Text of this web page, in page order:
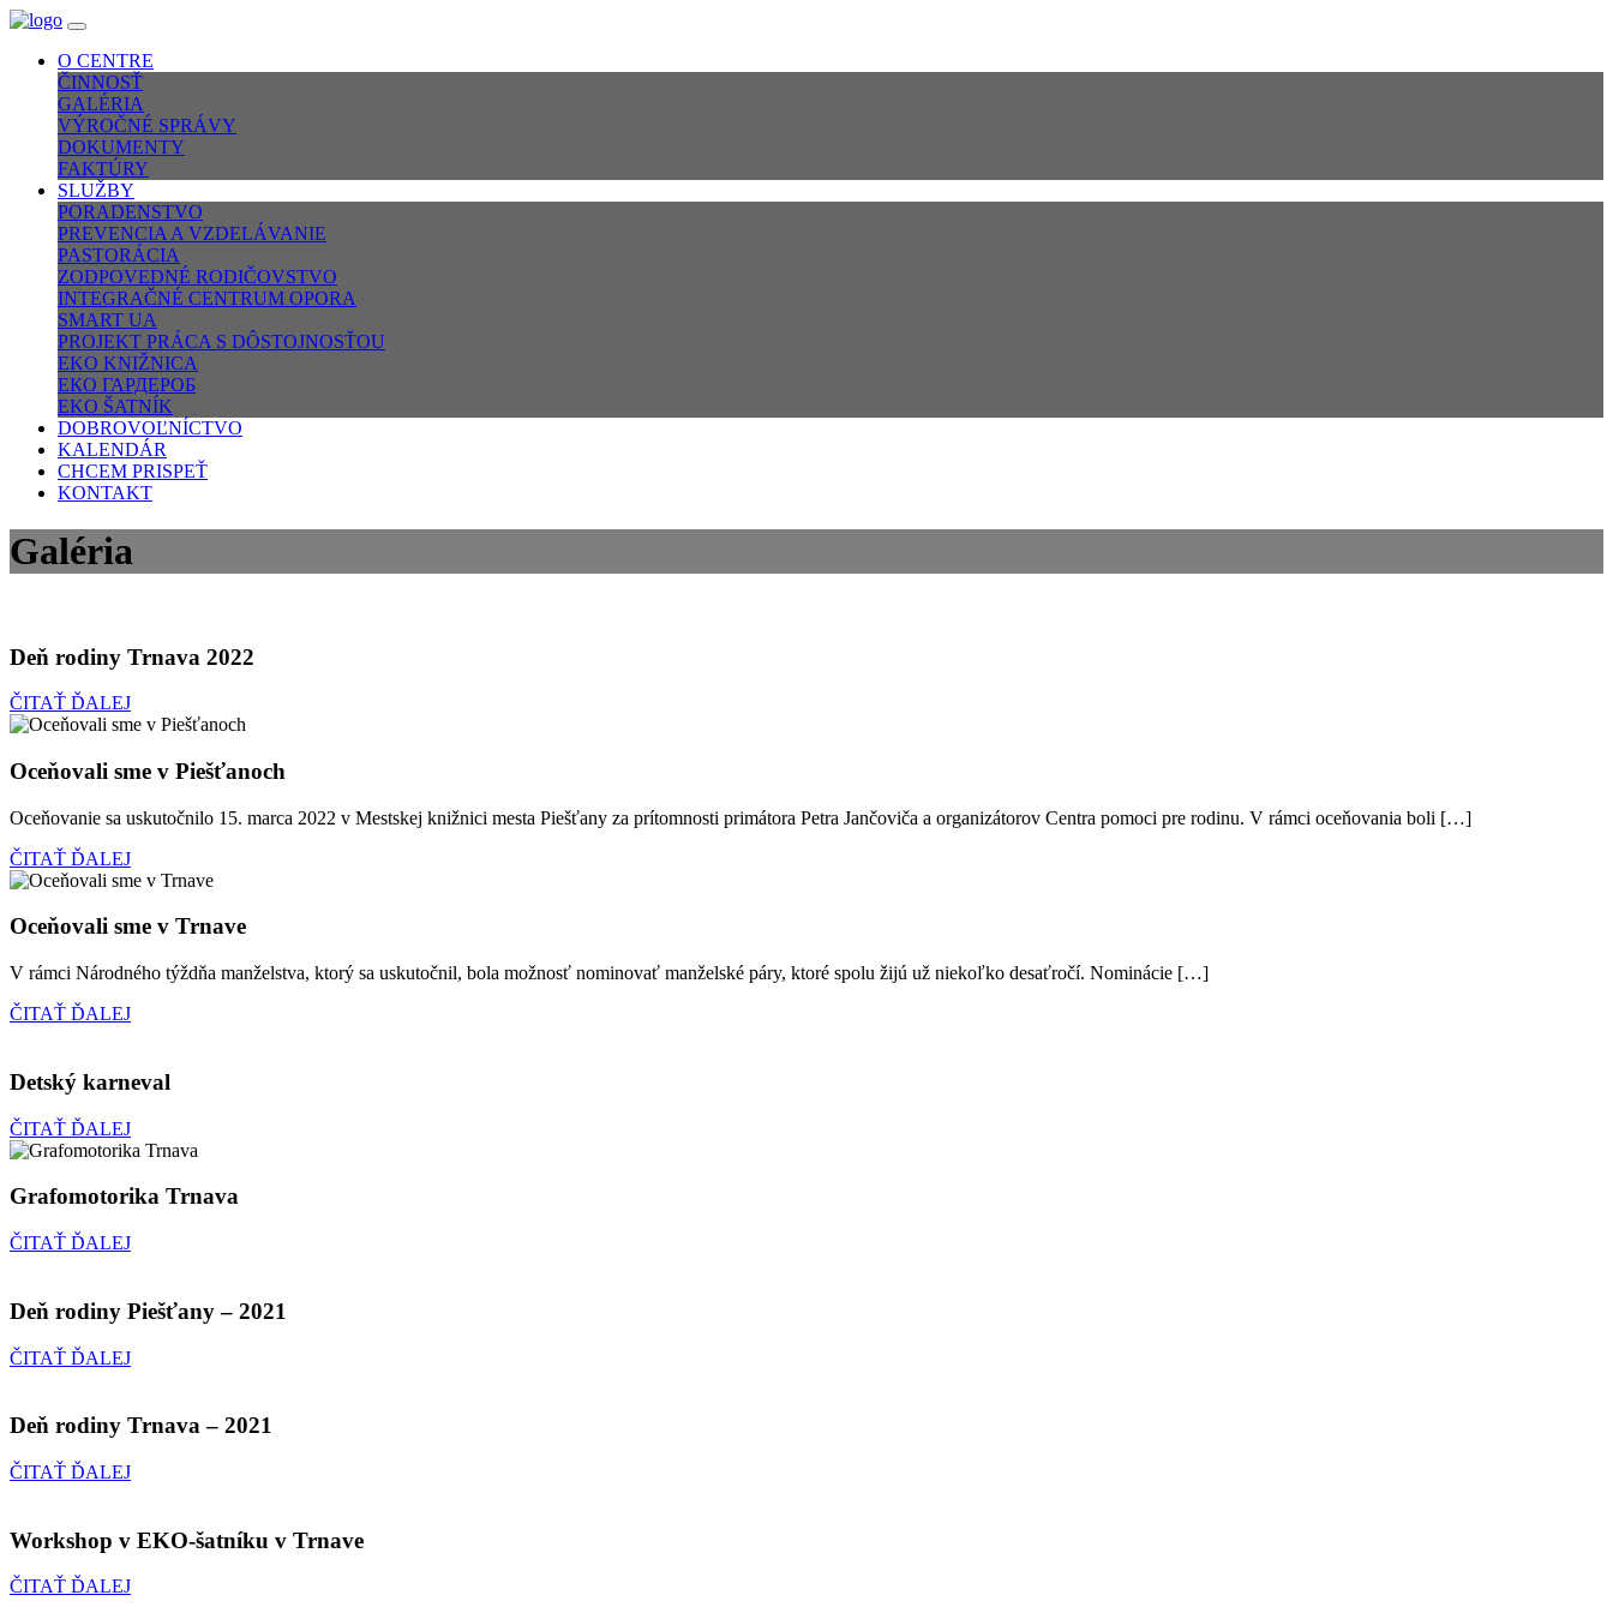
O CENTRE
ČINNOSŤ
GALÉRIA
VÝROČNÉ SPRÁVY
DOKUMENTY
FAKTÚRY
SLUŽBY
PORADENSTVO
PREVENCIA A VZDELÁVANIE
PASTORÁCIA
ZODPOVEDNÉ RODIČOVSTVO
INTEGRAČNÉ CENTRUM OPORA
SMART UA
PROJEKT PRÁCA S DÔSTOJNOSŤOU
EKO KNIŽNICA
ЕКО ГАРДЕРОБ
EKO ŠATNÍK
DOBROVOĽNÍCTVO
KALENDÁR
CHCEM PRISPEŤ
KONTAKT
Galéria
Deň rodiny Trnava 2022
ČITAŤ ĎALEJ
Oceňovali sme v Piešťanoch
Oceňovanie sa uskutočnilo 15. marca 2022 v Mestskej knižnici mesta Piešťany za prítomnosti primátora Petra Jančoviča a organizátorov Centra pomoci pre rodinu. V rámci oceňovania boli […]
ČITAŤ ĎALEJ
Oceňovali sme v Trnave
V rámci Národného týždňa manželstva, ktorý sa uskutočnil, bola možnosť nominovať manželské páry, ktoré spolu žijú už niekoľko desaťročí. Nominácie […]
ČITAŤ ĎALEJ
Detský karneval
ČITAŤ ĎALEJ
Grafomotorika Trnava
ČITAŤ ĎALEJ
Deň rodiny Piešťany – 2021
ČITAŤ ĎALEJ
Deň rodiny Trnava – 2021
ČITAŤ ĎALEJ
Workshop v EKO-šatníku v Trnave
ČITAŤ ĎALEJ